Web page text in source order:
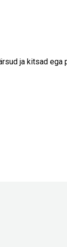
ja kitsad ega